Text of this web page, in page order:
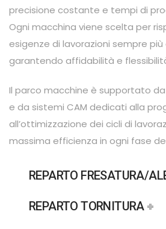
precisione costante e tempi di
Ogni macchina viene scelta per
esigenze di lavorazioni sempre
garantendo affidabilità e
Il parco macchine è supportato
e da sistemi CAM dedicati alla
all’ottimizzazione dei cicli di
massima efficienza in ogni fase
REPARTO FRESATURA/
REPARTO TORNITURA